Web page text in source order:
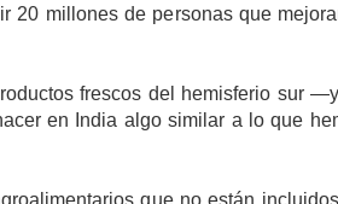
20 millones de personas que
frescos del hemisferio sur
en India algo similar a lo que